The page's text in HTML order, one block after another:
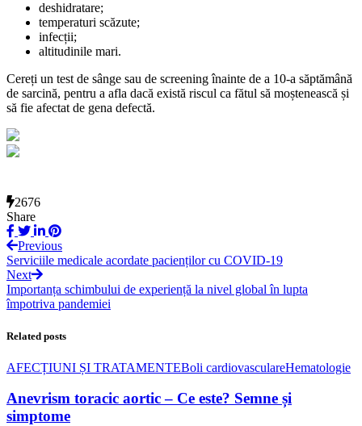
deshidratare;
temperaturi scăzute;
infecții;
altitudinile mari.
Cereți un test de sânge sau de screening înainte de a 10-a săptămână
de sarcină, pentru a afla dacă există riscul ca fătul să moștenească și
să fie afectat de gena defectă.
2676
Share
Previous
Serviciile medicale acordate pacienților cu COVID-19
Next
Importanța schimbului de experiență la nivel global în lupta
împotriva pandemiei
Related posts
AFECȚIUNI ȘI TRATAMENTEBoli cardiovasculareHematologie
Anevrism toracic aortic – Ce este? Semne și
simptome